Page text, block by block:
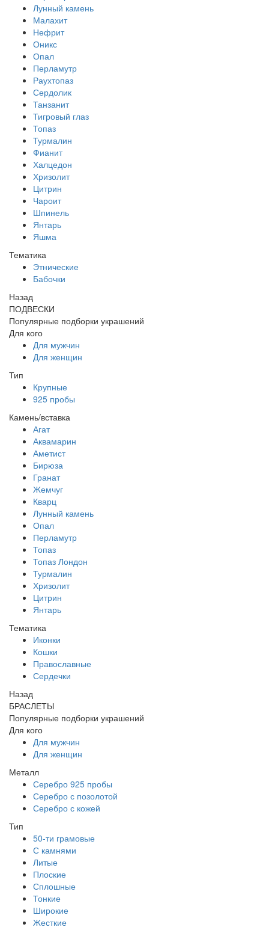
Лунный камень
Малахит
Нефрит
Оникс
Опал
Перламутр
Раухтопаз
Сердолик
Танзанит
Тигровый глаз
Топаз
Турмалин
Фианит
Халцедон
Хризолит
Цитрин
Чароит
Шпинель
Янтарь
Яшма
Тематика
Этнические
Бабочки
Назад
ПОДВЕСКИ
Популярные подборки украшений
Для кого
Для мужчин
Для женщин
Тип
Крупные
925 пробы
Камень/вставка
Агат
Аквамарин
Аметист
Бирюза
Гранат
Жемчуг
Кварц
Лунный камень
Опал
Перламутр
Топаз
Топаз Лондон
Турмалин
Хризолит
Цитрин
Янтарь
Тематика
Иконки
Кошки
Православные
Сердечки
Назад
БРАСЛЕТЫ
Популярные подборки украшений
Для кого
Для мужчин
Для женщин
Металл
Серебро 925 пробы
Серебро с позолотой
Серебро с кожей
Тип
50-ти грамовые
С камнями
Литые
Плоские
Сплошные
Тонкие
Широкие
Жесткие